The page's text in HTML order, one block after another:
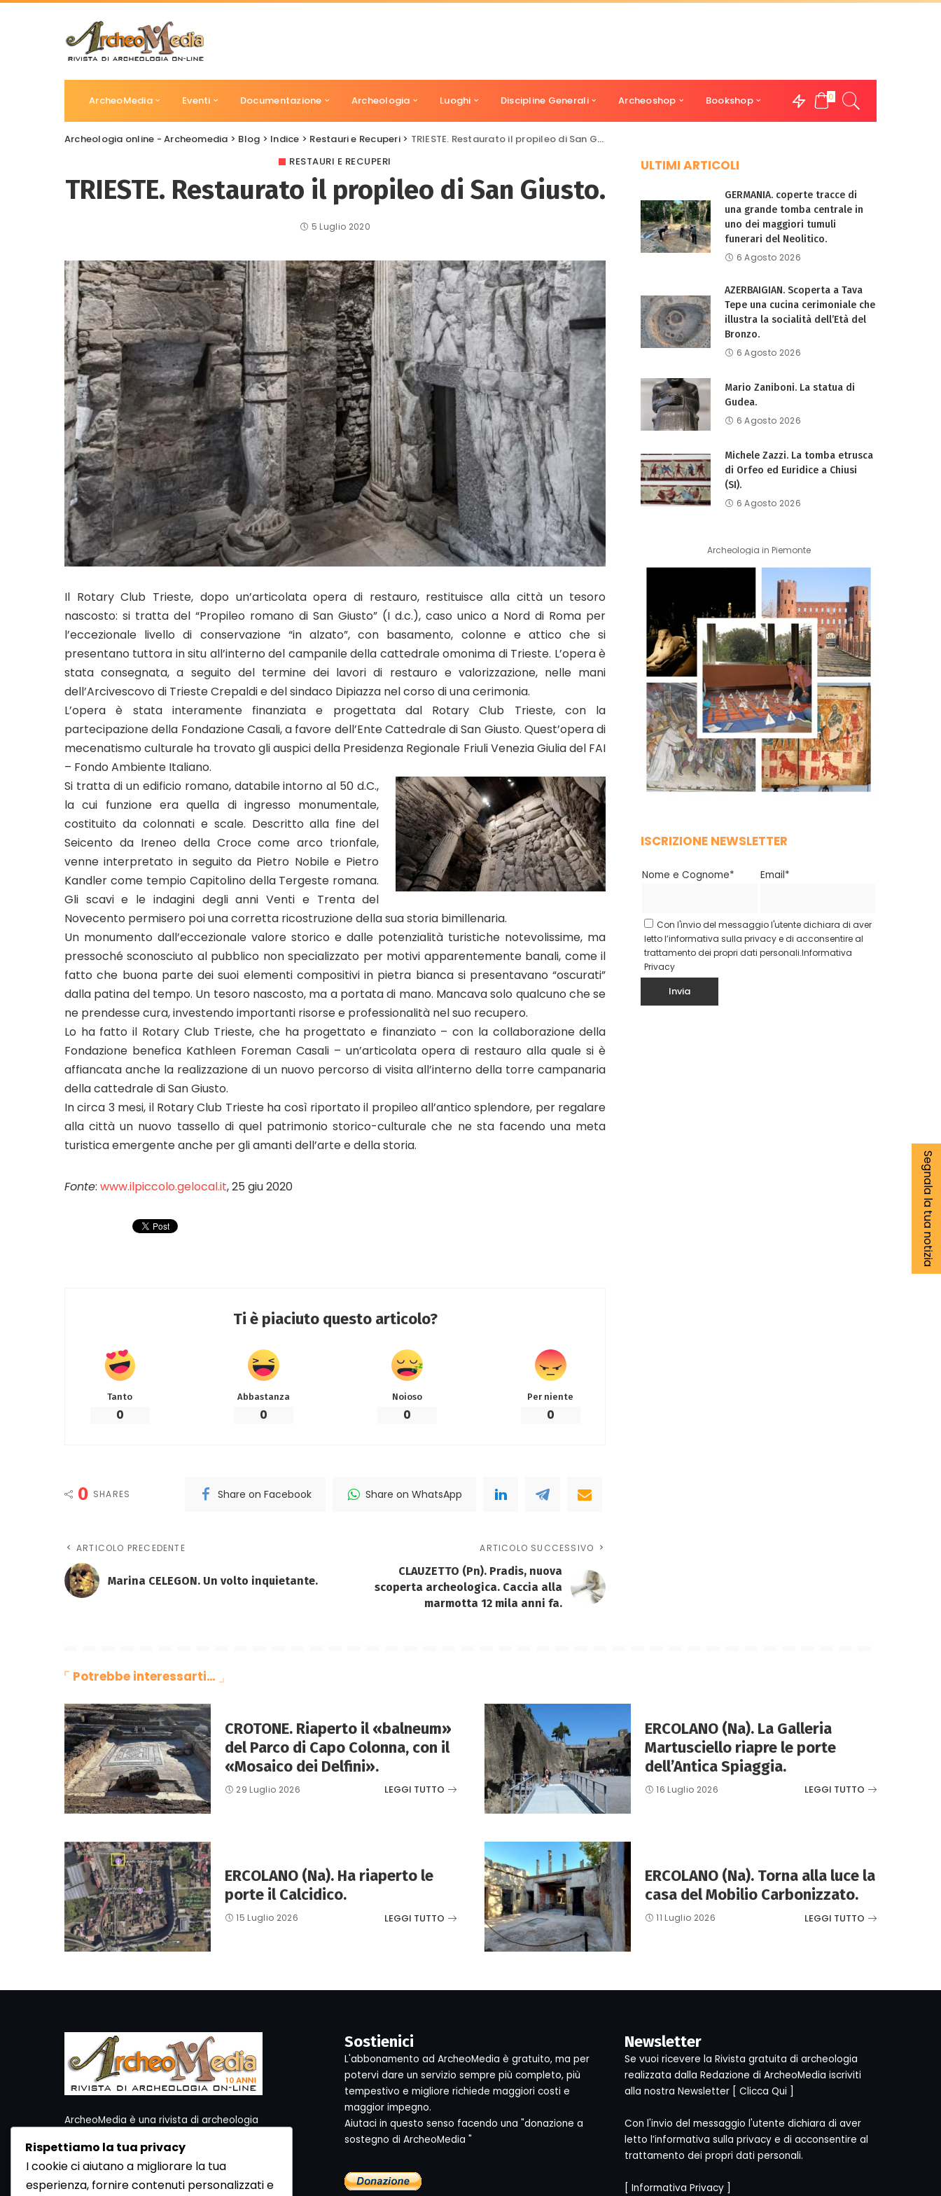
ArcheoMedia Eventi Documentazione Archeologia Luoghi Discipline Generali Archeoshop Bookshop 0
Archeologia online - Archeomedia > Blog > Indice > Restauri e Recuperi> TRIESTE. Restaurato il propileo di San Giusto.
RESTAURI E RECUPERI
TRIESTE. Restaurato il propileo di San Giusto.
5 Luglio 2020
Il Rotary Club Trieste, dopo un’articolata opera di restauro, restituisce alla città un tesoro
nascosto: si tratta del “Propileo romano di San Giusto” (I d.c.), caso unico a Nord di Roma per
l’eccezionale livello di conservazione “in alzato”, con basamento, colonne e attico che si
presentano tuttora in situ all’interno del campanile della cattedrale omonima di Trieste. L’opera è
stata consegnata, a seguito del termine dei lavori di restauro e valorizzazione, nelle mani
dell’Arcivescovo di Trieste Crepaldi e del sindaco Dipiazza nel corso di una cerimonia.
L’opera è stata interamente finanziata e progettata dal Rotary Club Trieste, con la
partecipazione della Fondazione Casali, a favore dell’Ente Cattedrale di San Giusto. Quest’opera di
mecenatismo culturale ha trovato gli auspici della Presidenza Regionale Friuli Venezia Giulia del FAI
– Fondo Ambiente Italiano.
Si tratta di un edificio romano, databile intorno al 50 d.C.,
la cui funzione era quella di ingresso monumentale,
costituito da colonnati e scale. Descritto alla fine del
Seicento da Ireneo della Croce come arco trionfale,
venne interpretato in seguito da Pietro Nobile e Pietro
Kandler come tempio Capitolino della Tergeste romana.
Gli scavi e le indagini degli anni Venti e Trenta del
Novecento permisero poi una corretta ricostruzione della sua storia bimillenaria.
Un monumento dall’eccezionale valore storico e dalle potenzialità turistiche notevolissime, ma
pressoché sconosciuto al pubblico non specializzato per motivi apparentemente banali, come il
fatto che buona parte dei suoi elementi compositivi in pietra bianca si presentavano “oscurati”
dalla patina del tempo. Un tesoro nascosto, ma a portata di mano. Mancava solo qualcuno che se
ne prendesse cura, investendo importanti risorse e professionalità nel suo recupero.
Lo ha fatto il Rotary Club Trieste, che ha progettato e finanziato – con la collaborazione della
Fondazione benefica Kathleen Foreman Casali – un’articolata opera di restauro alla quale si è
affiancata anche la realizzazione di un nuovo percorso di visita all’interno della torre campanaria
della cattedrale di San Giusto.
In circa 3 mesi, il Rotary Club Trieste ha così riportato il propileo all’antico splendore, per regalare
alla città un nuovo tassello di quel patrimonio storico-culturale che ne sta facendo una meta
turistica emergente anche per gli amanti dell’arte e della storia.
Fonte: www.ilpiccolo.gelocal.it, 25 giu 2020
Ti è piaciuto questo articolo?
Tanto
0
Abbastanza
0
Noioso
0
Per niente
0
0 SHARES Share on Facebook Share on WhatsApp
ARTICOLO PRECEDENTE
Marina CELEGON. Un volto inquietante.
ARTICOLO SUCCESSIVO
CLAUZETTO (Pn). Pradis, nuova
scoperta archeologica. Caccia alla
marmotta 12 mila anni fa.
ULTIMI ARTICOLI
GERMANIA. coperte tracce di
una grande tomba centrale in
uno dei maggiori tumuli
funerari del Neolitico.
6 Agosto 2026
AZERBAIGIAN. Scoperta a Tava
Tepe una cucina cerimoniale che
illustra la socialità dell’Età del
Bronzo.
6 Agosto 2026
Mario Zaniboni. La statua di
Gudea.
6 Agosto 2026
Michele Zazzi. La tomba etrusca
di Orfeo ed Euridice a Chiusi
(SI).
6 Agosto 2026
Archeologia in Piemonte
ISCRIZIONE NEWSLETTER
Nome e Cognome* Email*
Con l'invio del messaggio l'utente dichiara di aver
letto l’informativa sulla privacy e di acconsentire al
trattamento dei propri dati personali.Informativa
Privacy
Potrebbe interessarti…
CROTONE. Riaperto il «balneum»
del Parco di Capo Colonna, con il
«Mosaico dei Delfini».
29 Luglio 2026 LEGGI TUTTO
ERCOLANO (Na). La Galleria
Martusciello riapre le porte
dell’Antica Spiaggia.
16 Luglio 2026 LEGGI TUTTO
ERCOLANO (Na). Ha riaperto le
porte il Calcidico.
15 Luglio 2026 LEGGI TUTTO
ERCOLANO (Na). Torna alla luce la
casa del Mobilio Carbonizzato.
11 Luglio 2026 LEGGI TUTTO
Segnala la tua notizia
ArcheoMedia è una rivista di archeologia
Per contattare la Redazione potete utilizzare i
seguenti recapiti:
Redazione ArcheoMedia c/o Mediares S.c.
Sostienici
L'abbonamento ad ArcheoMedia è gratuito, ma per
potervi dare un servizio sempre più completo, più
tempestivo e migliore richiede maggiori costi e
maggior impegno.
Aiutaci in questo senso facendo una "donazione a
sostegno di ArcheoMedia "
Newsletter
Se vuoi ricevere la Rivista gratuita di archeologia
realizzata dalla Redazione di ArcheoMedia iscriviti
alla nostra Newsletter [ Clicca Qui ]
Con l'invio del messaggio l'utente dichiara di aver
letto l’informativa sulla privacy e di acconsentire al
trattamento dei propri dati personali.
[ Informativa Privacy]
Rispettiamo la tua privacy
I cookie ci aiutano a migliorare la tua
esperienza, fornire contenuti personalizzati e